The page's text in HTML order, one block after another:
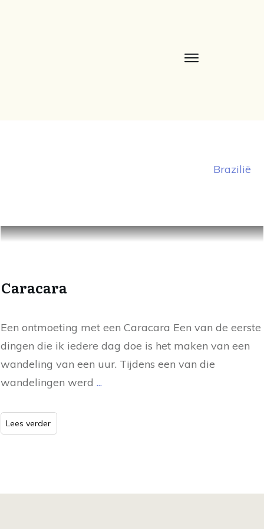
Brazilië
Caracara
Een ontmoeting met een Caracara Een van de eerste
dingen die ik iedere dag doe is het maken van een
wandeling van een uur. Tijdens een van die
wandelingen werd ...
Lees verder